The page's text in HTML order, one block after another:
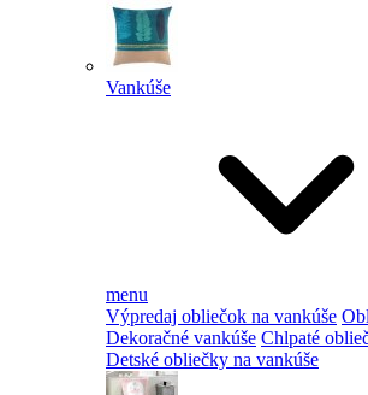
Vankúše
menu
Výpredaj obliečok na vankúše
Dekoračné vankúše Chlpaté
Detské obliečky na vankúše